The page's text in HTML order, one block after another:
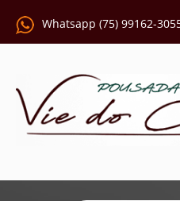
Whatsapp (75) 99162-